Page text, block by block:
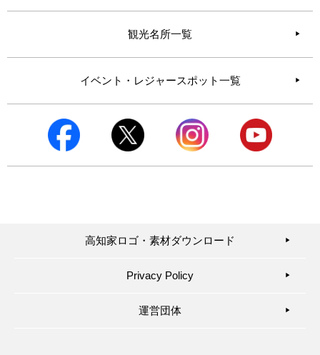
観光名所一覧
イベント・レジャースポット一覧
高知家ロゴ・素材ダウンロード ▶︎
Privacy Policy ▶︎
運営団体 ▶︎